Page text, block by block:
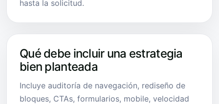
hasta la solicitud.
Qué debe incluir una estrategia
bien planteada
Incluye auditoría de navegación, rediseño de
bloques, CTAs, formularios, mobile, velocidad